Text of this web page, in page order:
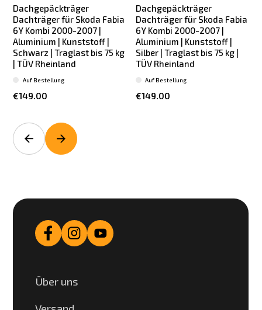
Dachgepäckträger
Dachträger für Skoda Fabia
6Y Kombi 2000-2007 |
Aluminium | Kunststoff |
Schwarz | Traglast bis 75 kg
| TÜV Rheinland
€149.00
Auf Bestellung
Dachgepäckträger
Dachträger für Skoda Fabia
6Y Kombi 2000-2007 |
Aluminium | Kunststoff |
Silber | Traglast bis 75 kg |
TÜV Rheinland
€149.00
Auf Bestellung
Über uns